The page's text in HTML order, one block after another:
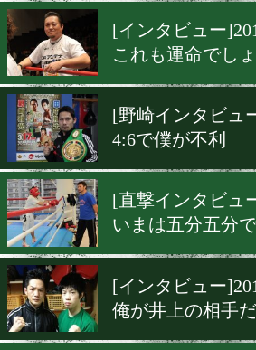
[直撃インタ
気合いで奪
[インタビュ
これも運命
4:6で僕が不